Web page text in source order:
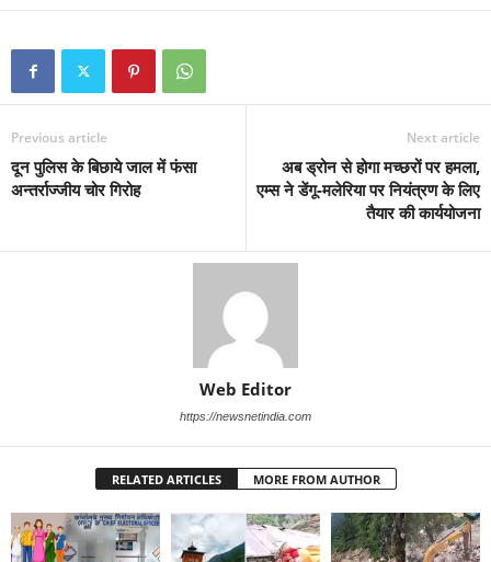
Previous article
दून पुलिस के बिछाये जाल में फंसा
अन्तर्राज्जीय चोर गिरोह
Next article
अब ड्रोन से होगा मच्छरों पर हमला,
एम्स ने डेंगू-मलेरिया पर नियंत्रण के लिए
तैयार की कार्ययोजना
Web Editor
https://newsnetindia.com
RELATED ARTICLES MORE FROM AUTHOR